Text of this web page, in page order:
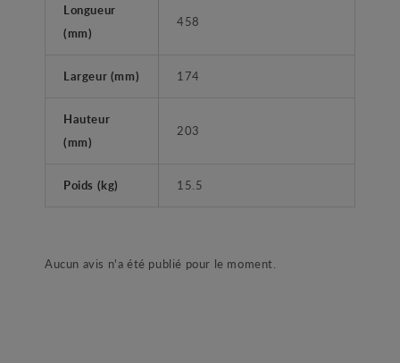
Longueur
(mm)
458
Largeur (mm) 174
Hauteur
(mm)
203
Poids (kg) 15.5
Aucun avis n'a été publié pour le moment.